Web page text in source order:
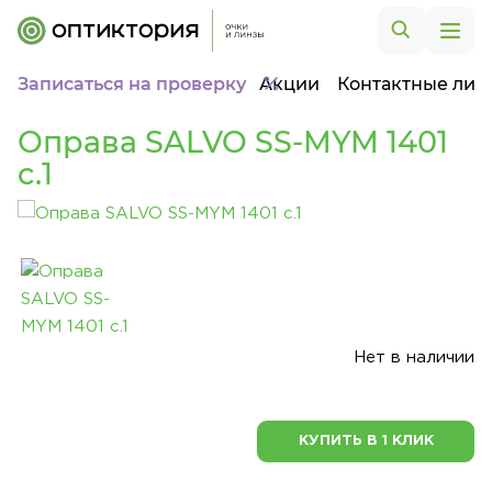
Записаться на проверку Акции Контактные
Оправа SALVO SS-MYM 1401
c.1
Нет в наличии
КУПИТЬ В 1 КЛИК